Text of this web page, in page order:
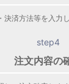
決済方法等を入力し
step4
注文内容の